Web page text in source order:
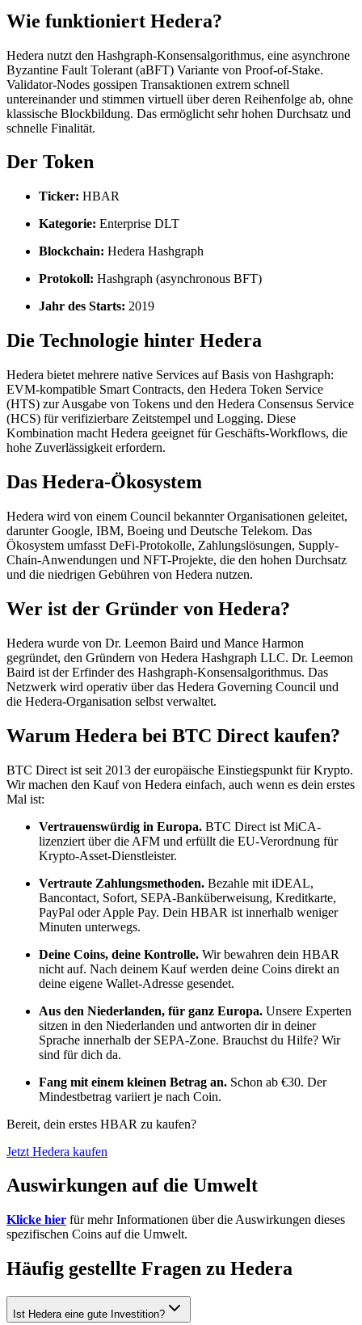
Wie funktioniert Hedera?
Hedera nutzt den Hashgraph-Konsensalgorithmus, eine asynchrone
Byzantine Fault Tolerant (aBFT) Variante von Proof-of-Stake.
Validator-Nodes gossipen Transaktionen extrem schnell
untereinander und stimmen virtuell über deren Reihenfolge ab, ohne
klassische Blockbildung. Das ermöglicht sehr hohen Durchsatz und
schnelle Finalität.
Der Token
Ticker: HBAR
Kategorie: Enterprise DLT
Blockchain: Hedera Hashgraph
Protokoll: Hashgraph (asynchronous BFT)
Jahr des Starts: 2019
Die Technologie hinter Hedera
Hedera bietet mehrere native Services auf Basis von Hashgraph:
EVM-kompatible Smart Contracts, den Hedera Token Service
(HTS) zur Ausgabe von Tokens und den Hedera Consensus Service
(HCS) für verifizierbare Zeitstempel und Logging. Diese
Kombination macht Hedera geeignet für Geschäfts-Workflows, die
hohe Zuverlässigkeit erfordern.
Das Hedera-Ökosystem
Hedera wird von einem Council bekannter Organisationen geleitet,
darunter Google, IBM, Boeing und Deutsche Telekom. Das
Ökosystem umfasst DeFi-Protokolle, Zahlungslösungen, Supply-
Chain-Anwendungen und NFT-Projekte, die den hohen Durchsatz
und die niedrigen Gebühren von Hedera nutzen.
Wer ist der Gründer von Hedera?
Hedera wurde von Dr. Leemon Baird und Mance Harmon
gegründet, den Gründern von Hedera Hashgraph LLC. Dr. Leemon
Baird ist der Erfinder des Hashgraph-Konsensalgorithmus. Das
Netzwerk wird operativ über das Hedera Governing Council und
die Hedera-Organisation selbst verwaltet.
Warum Hedera bei BTC Direct kaufen?
BTC Direct ist seit 2013 der europäische Einstiegspunkt für Krypto.
Wir machen den Kauf von Hedera einfach, auch wenn es dein erstes
Mal ist:
Vertrauenswürdig in Europa. BTC Direct ist MiCA-
lizenziert über die AFM und erfüllt die EU-Verordnung für
Krypto-Asset-Dienstleister.
Vertraute Zahlungsmethoden. Bezahle mit iDEAL,
Bancontact, Sofort, SEPA-Banküberweisung, Kreditkarte,
PayPal oder Apple Pay. Dein HBAR ist innerhalb weniger
Minuten unterwegs.
Deine Coins, deine Kontrolle. Wir bewahren dein HBAR
nicht auf. Nach deinem Kauf werden deine Coins direkt an
deine eigene Wallet-Adresse gesendet.
Aus den Niederlanden, für ganz Europa. Unsere Experten
sitzen in den Niederlanden und antworten dir in deiner
Sprache innerhalb der SEPA-Zone. Brauchst du Hilfe? Wir
sind für dich da.
Fang mit einem kleinen Betrag an. Schon ab €30. Der
Mindestbetrag variiert je nach Coin.
Bereit, dein erstes HBAR zu kaufen?
Jetzt Hedera kaufen
Auswirkungen auf die Umwelt
Klicke hier für mehr Informationen über die Auswirkungen dieses
spezifischen Coins auf die Umwelt.
Häufig gestellte Fragen zu Hedera
Ist Hedera eine gute Investition?